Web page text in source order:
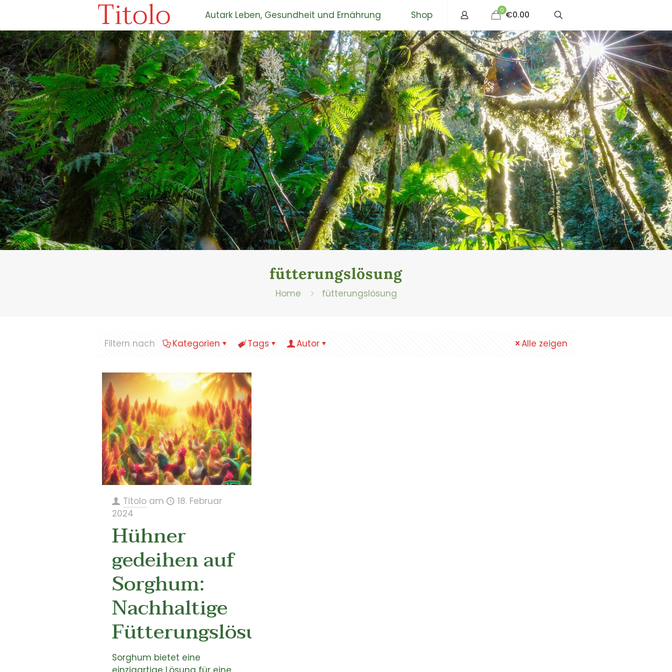
Titolo Autark Leben, Gesundheit und Ernährung Shop 0 €0.00
fütterungslösung
Home fütterungslösung
Filtern nach Kategorien Tags Autor Alle zeigen
Titolo am
18. Februar
2024
Hühner
gedeihen auf
Sorghum:
Nachhaltige
Fütterungslösung
Sorghum bietet eine